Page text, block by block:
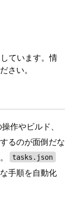
ています。情
さい。
作やビルド、
るのが面倒だな
tasks.json
手順を自動化